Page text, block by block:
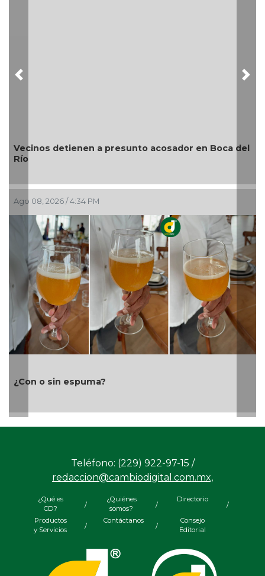
en Boca del Cerveza: cinco siglos de historia en
Ago 08, 2026 / 2:36 PM
Cañeros marchan sobre la federal 180
rescate del ingenio San Pedro
Previous
Teléfono: (229) 922-97-15 /
redaccion@cambiodigital.com.mx,
¿Qué es
CD?
/
¿Quiénes
somos?
/
Directorio
/
Productos
y Servicios
/
Contáctanos
/
Consejo
Editorial